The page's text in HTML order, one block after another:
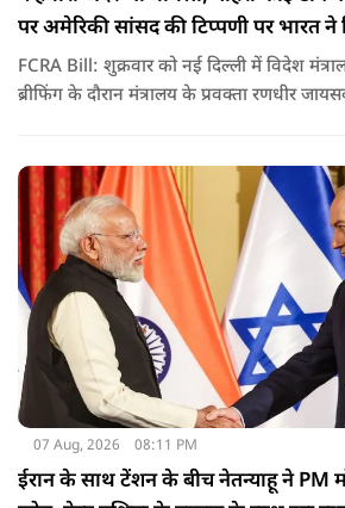
पर अमेरिकी सांसद की टिप्पणी पर भारत ने
FCRA Bill: शुक्रवार को नई दिल्ली में विदेश
ब्रीफिंग के दौरान मंत्रालय के प्रवक्ता रणधीर
की संसद करती है.
07 Aug, 2026 08:11 PM
ईरान के साथ टेंशन के बीच नेतन्याहू ने PM